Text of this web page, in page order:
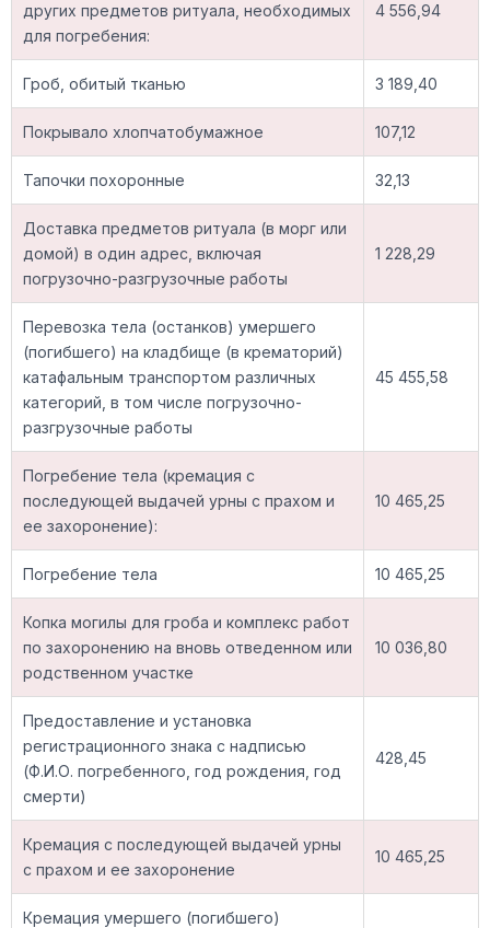
других предметов ритуала, необходимых
для погребения:
4 556,94
Гроб, обитый тканью 3 189,40
Покрывало хлопчатобумажное 107,12
Тапочки похоронные 32,13
Доставка предметов ритуала (в морг или
домой) в один адрес, включая
погрузочно-разгрузочные работы
1 228,29
Перевозка тела (останков) умершего
(погибшего) на кладбище (в крематорий)
катафальным транспортом различных
категорий, в том числе погрузочно-
разгрузочные работы
45 455,58
Погребение тела (кремация с
последующей выдачей урны с прахом и
ее захоронение):
10 465,25
Погребение тела 10 465,25
Копка могилы для гроба и комплекс работ
по захоронению на вновь отведенном или
родственном участке
10 036,80
Предоставление и установка
регистрационного знака с надписью
(Ф.И.О. погребенного, год рождения, год
смерти)
428,45
Кремация с последующей выдачей урны
с прахом и ее захоронение
10 465,25
Кремация умершего (погибшего)